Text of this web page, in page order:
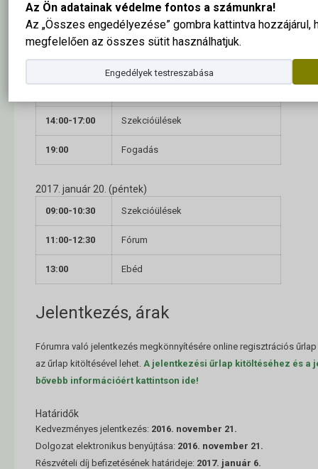
Az Ön adatainak védelme fontos a számunkra!
Az „Összes engedélyezése” gombra kattintva hozzájárul,
megfelelően az összes sütit használhatjuk.
Engedélyek testreszabása
2017. január 19. (csütörtök)
10:00-12:30
Megnyitó, köszöntések
Plenáris ülés
14:00-17:00 Szekcióülések
19:00 Fogadás
2017. január 20. (péntek)
09:00-10:30 Szekcióülések
11:00-12:30 Fórum
13:00 Ebéd
Jelentkezés, árak
Fórumra való jelentkezés megkönnyítésére online regisztrációs
az űrlap kitöltésével lehet. A jelentkezési űrlap kitöltéséhez és a
bővebb információért kattintson ide!
Határidők
Kedvezményes jelentkezés: 2016. november 21.
Dolgozat elektronikus benyújtása: 2016. november 21.
Részvételi díj befizetésének határideje: 2017. január 6.